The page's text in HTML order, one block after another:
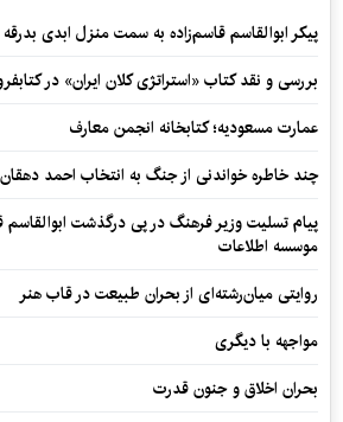
پیکر ابوالقاسم قاسم‌زاده به سمت منزل ابدی
بررسی و نقد کتاب «استراتژی کلان ایران» در
عمارت مسعودیه؛ کتابخانه انجمن معارف
چند خاطره خواندنی از جنگ به انتخاب احمد دهقان
پیام تسلیت وزیر فرهنگ در پی درگذشت
موسسه اطلاعات
روایتی میان‌رشته‌ای از بحران طبیعت در قاب هنر
مواجهه با دیگری
بحران اخلاق و جنون قدرت